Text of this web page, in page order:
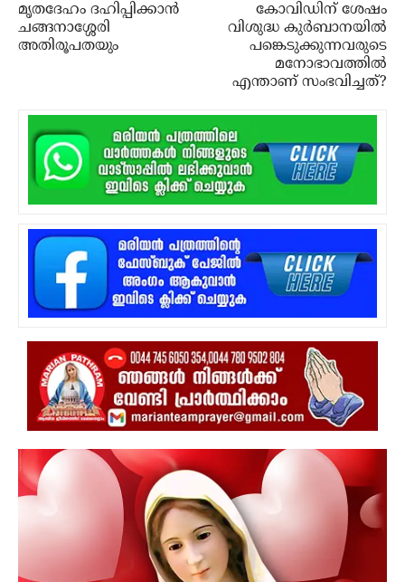
മൃതദേഹം ദഹിപ്പിക്കാന്‍
ചങ്ങനാശ്ശേരി
അതിരൂപതയും
കോവിഡിന് ശേഷം
വിശുദ്ധ കുര്‍ബാനയില്‍
പങ്കെടുക്കുന്നവരുടെ
മനോഭാവത്തില്‍
എന്താണ് സംഭവിച്ചത്?